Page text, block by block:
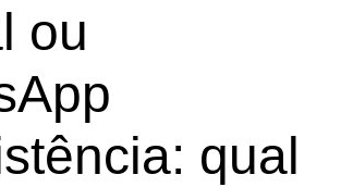
ou
qual